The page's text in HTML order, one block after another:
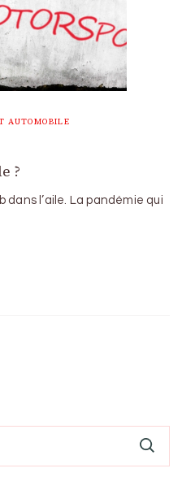
AUTOMOBILE
?
dans l’aile. La pandémie qui